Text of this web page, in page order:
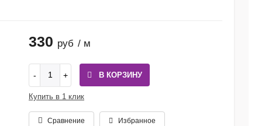
330 руб / м
В КОРЗИНУ
Купить в 1 клик
Сравнение Избранное